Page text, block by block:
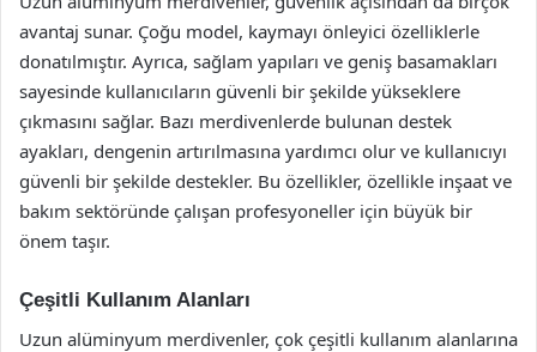
avantaj sunar. Çoğu model, kaymayı önleyici özelliklerle
donatılmıştır. Ayrıca, sağlam yapıları ve geniş basamakları
sayesinde kullanıcıların güvenli bir şekilde yükseklere
çıkmasını sağlar. Bazı merdivenlerde bulunan destek
ayakları, dengenin artırılmasına yardımcı olur ve kullanıcıyı
güvenli bir şekilde destekler. Bu özellikler, özellikle inşaat ve
bakım sektöründe çalışan profesyoneller için büyük bir
önem taşır.
Çeşitli Kullanım Alanları
Uzun alüminyum merdivenler, çok çeşitli kullanım alanlarına